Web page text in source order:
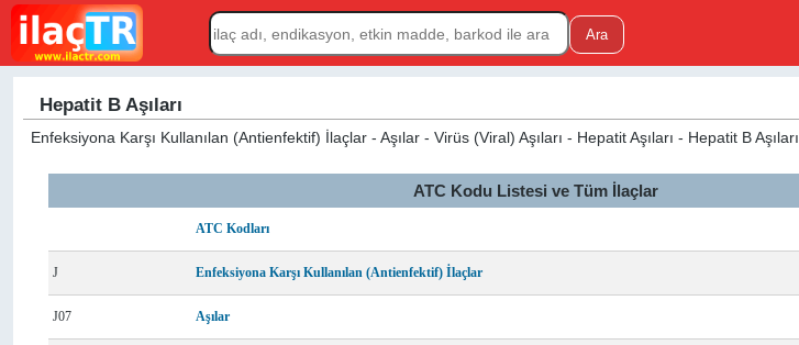
Hepatit B Aşıları
Enfeksiyona Karşı Kullanılan (Antienfektif) İlaçlar - Aşılar - Virüs (Viral) Aşıları - Hepatit Aşıları - Hepatit B Aşıları
ATC Kodu Listesi ve Tüm İlaçlar
ATC Kodları
J Enfeksiyona Karşı Kullanılan (Antienfektif) İlaçlar
J07 Aşılar